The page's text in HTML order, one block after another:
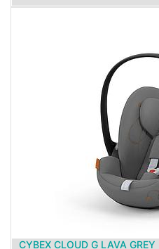
CYBEX CLOUD G LAVA GREY